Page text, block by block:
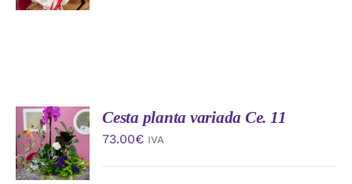
DETALLES
AÑADIR
AL
CARRITO
/
DETALLES
Cesta planta variada Ce. 11
73.00€ IVA